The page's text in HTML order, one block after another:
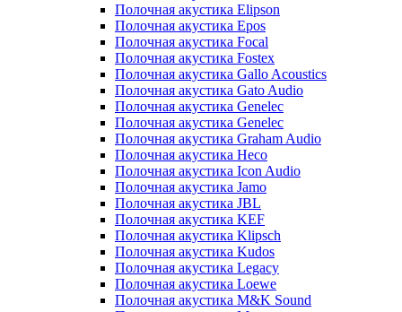
Полочная акустика Elipson
Полочная акустика Epos
Полочная акустика Focal
Полочная акустика Fostex
Полочная акустика Gallo Acoustics
Полочная акустика Gato Audio
Полочная акустика Genelec
Полочная акустика Genelec
Полочная акустика Graham Audio
Полочная акустика Heco
Полочная акустика Icon Audio
Полочная акустика Jamo
Полочная акустика JBL
Полочная акустика KEF
Полочная акустика Klipsch
Полочная акустика Kudos
Полочная акустика Legacy
Полочная акустика Loewe
Полочная акустика M&K Sound